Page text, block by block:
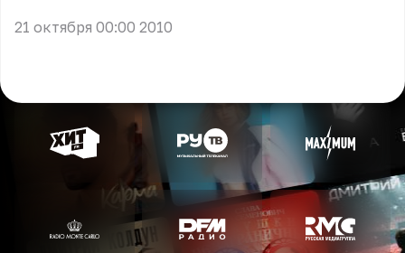
21 октября 00:00 2010